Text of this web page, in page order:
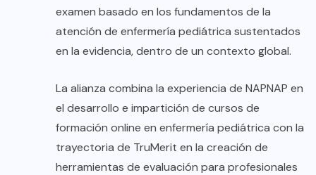
examen basado en los fundamentos de la
atención de enfermería pediátrica sustentados
en la evidencia, dentro de un contexto global.
La alianza combina la experiencia de NAPNAP en
el desarrollo e impartición de cursos de
formación online en enfermería pediátrica con la
trayectoria de TruMerit en la creación de
herramientas de evaluación para profesionales